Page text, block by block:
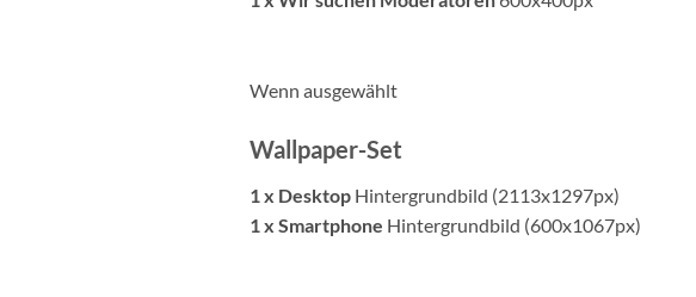
Wenn ausgewählt
Wallpaper-Set
1 x Desktop Hintergrundbild (2113x1297px)
1 x Smartphone Hintergrundbild (600x1067px)